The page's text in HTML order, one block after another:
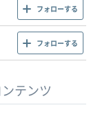
フォローする
フォローする
テンツ